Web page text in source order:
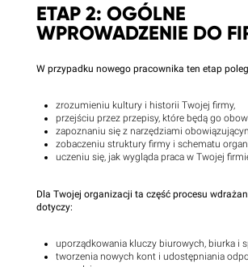
ETAP 2: OGÓLNE
WPROWADZENIE DO
W przypadku nowego pracownika ten etap
zrozumieniu kultury i historii Twojej firmy,
przejściu przez przepisy, które będą go
zapoznaniu się z narzędziami
zobaczeniu struktury firmy i schematu
uczeniu się, jak wygląda praca w Twojej
Dla Twojej organizacji ta część procesu
dotyczy:
uporządkowania kluczy biurowych, biurka i
tworzenia nowych kont i udostępniania